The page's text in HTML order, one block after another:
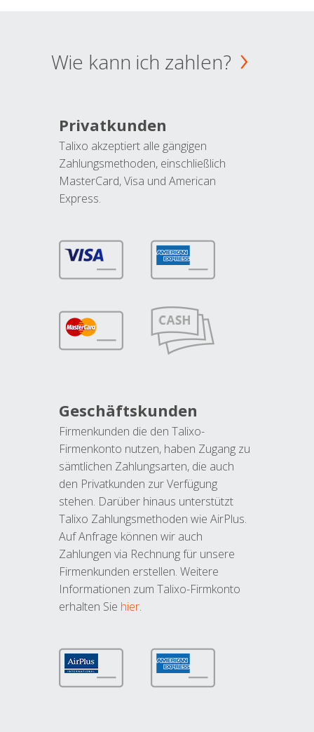
Wie kann ich zahlen?
Privatkunden
Talixo akzeptiert alle gängigen
Zahlungsmethoden, einschließlich
MasterCard, Visa und American
Express.
Geschäftskunden
Firmenkunden die den Talixo-
Firmenkonto nutzen, haben Zugang zu
sämtlichen Zahlungsarten, die auch
den Privatkunden zur Verfügung
stehen. Darüber hinaus unterstützt
Talixo Zahlungsmethoden wie AirPlus.
Auf Anfrage können wir auch
Zahlungen via Rechnung für unsere
Firmenkunden erstellen. Weitere
Informationen zum Talixo-Firmkonto
erhalten Sie hier.